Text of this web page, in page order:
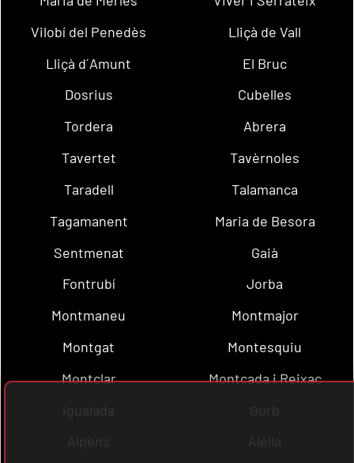
Vilobí del Penedès
Lliçà de Vall
Lliçà d´Amunt
El Bruc
Dosrius
Cubelles
Tordera
Abrera
Tavertet
Tavèrnoles
Taradell
Talamanca
Tagamanent
Maria de Besora
Sentmenat
Gaià
Fontrubí
Jorba
Montmaneu
Montmajor
Montgat
Montesquiu
Montclar
Montcada i Reixac
Igualada
Gurb
Alpens
Alella